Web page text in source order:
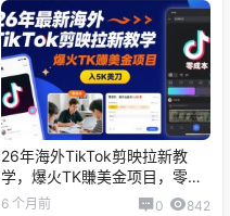
26年海外TikTok剪映拉新教
学，爆火TK賺美金项目，零成
本，新手也能月入5K美刀
6 个月前 0 842